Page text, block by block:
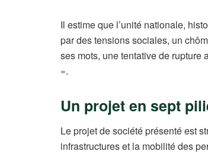
Il estime que l’unité nationale,
par des tensions sociales, un
ses mots, une tentative de rupture
».
Un projet en sept
Le projet de société présenté est
infrastructures et la mobilité des